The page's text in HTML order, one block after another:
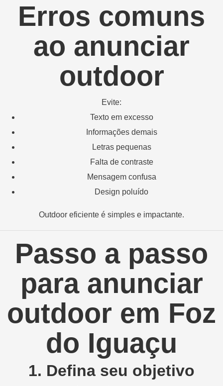
Erros comuns
ao anunciar
outdoor
Evite:
Texto em excesso
Informações demais
Letras pequenas
Falta de contraste
Mensagem confusa
Design poluído
Outdoor eficiente é simples e impactante.
Passo a passo
para anunciar
outdoor em Foz
do Iguaçu
1. Defina seu objetivo